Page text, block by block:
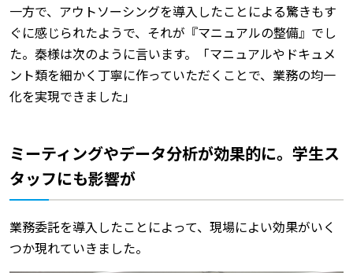
一方で、アウトソーシングを導入したことによる驚きもす
ぐに感じられたようで、それが『マニュアルの整備』でし
た。秦様は次のように言います。「マニュアルやドキュメ
ント類を細かく丁寧に作っていただくことで、業務の均一
化を実現できました」
ミーティングやデータ分析が効果的に。学生ス
タッフにも影響が
業務委託を導入したことによって、現場によい効果がいく
つか現れていきました。